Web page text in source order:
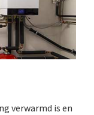
verwarmd is en